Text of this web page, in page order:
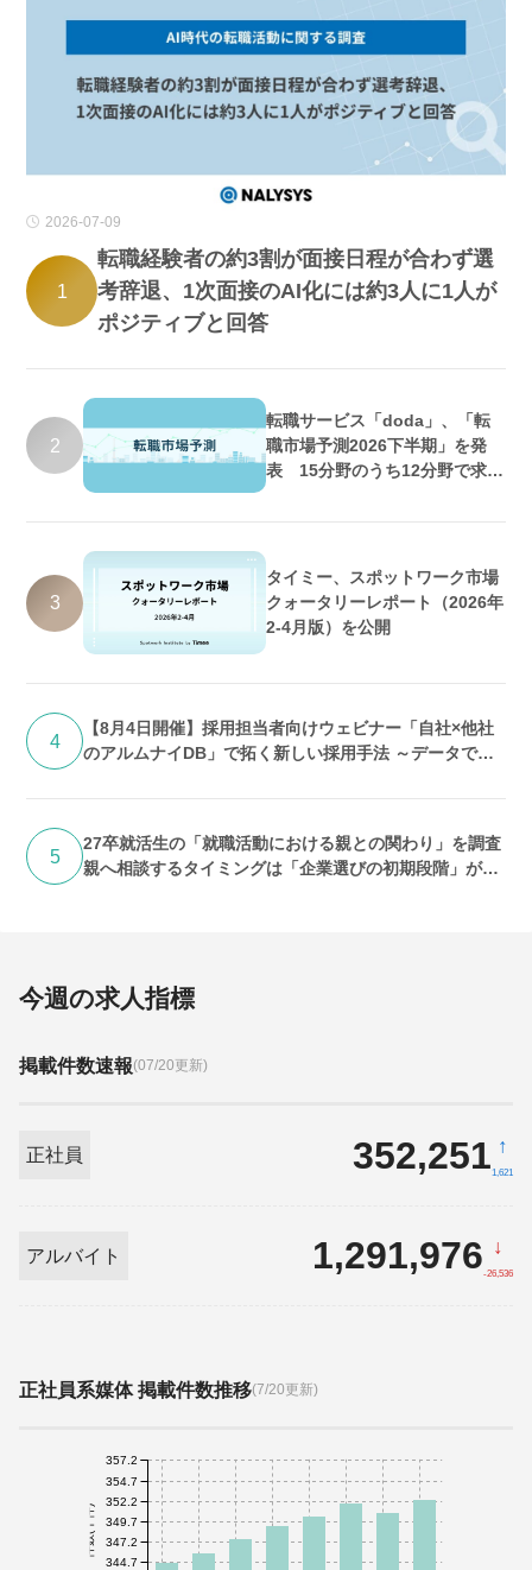
2026-07-09
1
転職経験者の約3割が面接日程が合わず選
考辞退、1次面接のAI化には約3人に1人が
ポジティブと回答
2
転職サービス「doda」、「転
職市場予測2026下半期」を発
表 15分野のうち12分野で求人
3
タイミー、スポットワーク市場
クォータリーレポート（2026年
2-4月版）を公開
4
【8月4日開催】採用担当者向けウェビナー「自社×他社
のアルムナイDB」で拓く新しい採用手法 ～データで紐
5
27卒就活生の「就職活動における親との関わり」を調査
親へ相談するタイミングは「企業選びの初期段階」が最
今週の求人指標
掲載件数速報(07/20更新)
正社員 352,251 ↑
1,621
アルバイト 1,291,976 ↓
-26,536
正社員系媒体 掲載件数推移(7/20更新)
件数(千件)
344.7
347.2
349.7
352.2
354.7
357.2